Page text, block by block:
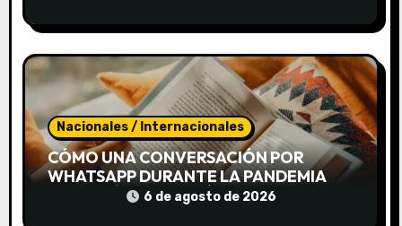
Nacionales / Internacionales
CÓMO UNA CONVERSACIÓN POR
WHATSAPP DURANTE LA PANDEMIA
TERMINÓ CONVIRTIÉNDOSE EN UN
6 de agosto de 2026